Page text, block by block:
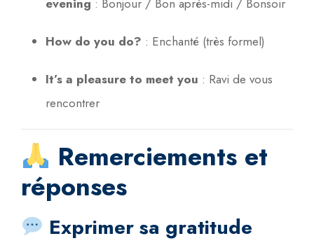
evening : Bonjour / Bon après-midi / Bonsoir
How do you do? : Enchanté (très formel)
It’s a pleasure to meet you : Ravi de vous
rencontrer
Remerciements et
réponses
Exprimer sa gratitude